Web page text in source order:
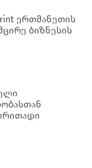
ერთმანეთის
ბიზნესის